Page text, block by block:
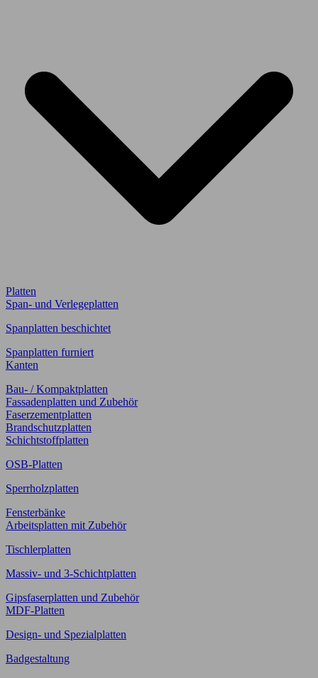
Platten
Span- und Verlegeplatten
Spanplatten beschichtet
Spanplatten furniert
Kanten
Bau- / Kompaktplatten
Fassadenplatten und Zubehör
Faserzementplatten
Brandschutzplatten
Schichtstoffplatten
OSB-Platten
Sperrholzplatten
Fensterbänke
Arbeitsplatten mit Zubehör
Tischlerplatten
Massiv- und 3-Schichtplatten
Gipsfaserplatten und Zubehör
MDF-Platten
Design- und Spezialplatten
Badgestaltung